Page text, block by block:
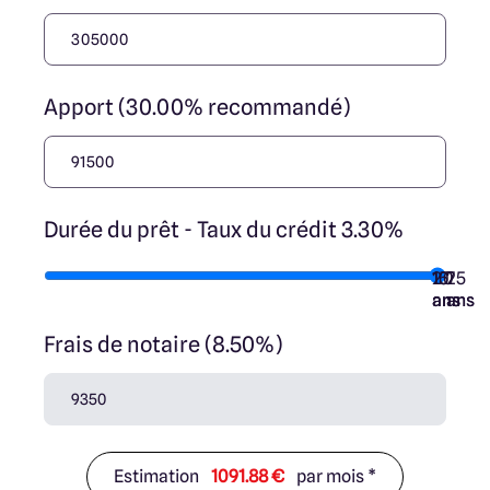
Apport (30.00% recommandé)
Durée du prêt - Taux du crédit 3.30%
7
ans
10
ans
15
ans
20
ans
25
ans
Frais de notaire (8.50%)
Estimation 1091.88 € par mois *